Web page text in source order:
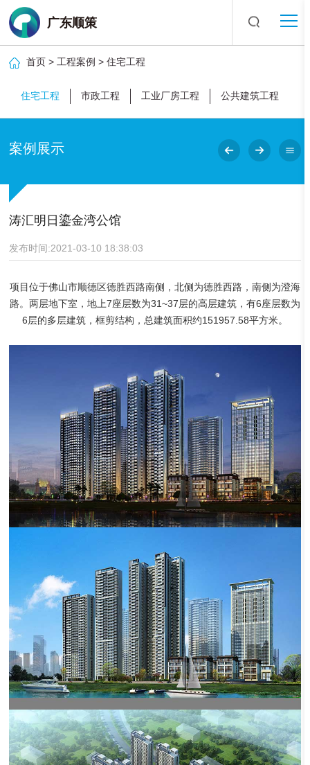
广东顺策
首页 > 工程案例 >住宅工程
住宅工程 市政工程 工业厂房工程 公共建筑工程
案例展示
涛汇明日鎏金湾公馆
发布时间:2021-03-10 18:38:03
项目位于佛山市顺德区德胜西路南侧，北侧为德胜西路，南侧为澄海
路。两层地下室，地上7座层数为31~37层的高层建筑，有6座层数为
6层的多层建筑，框剪结构，总建筑面积约151957.58平方米。